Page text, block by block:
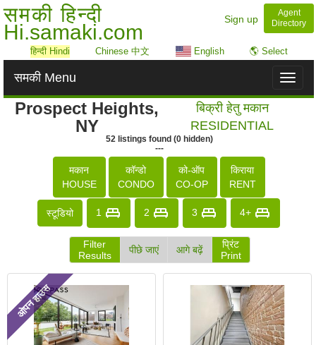
समकी हिन्दी
Hi.samaki.com
Sign up
Agent
Directory
हिन्दी Hindi Chinese 中文 English 🌎 Select
Toggle
समकी Menu
Prospect Heights,
NY
बिक्री हेतु मकान
RESIDENTIAL
52 listings found (0 hidden)
---
मकान
HOUSE
कॉन्डो
CONDO
को-ऑप
CO-OP
किराया
RENT
स्टूडियो 1 2 3 4+
Filter
Results
पीछे जाएं आगे बढ़ें
प्रिंट
Print
ओपन हाउस